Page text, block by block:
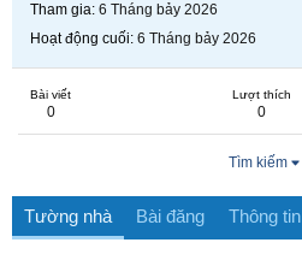
Tham gia 6 Tháng bảy 2026
Hoạt động cuối 6 Tháng bảy 2026
Bài viết
0
Lượt thích
0
Tìm kiếm
Tường nhà Bài đăng Thông tin